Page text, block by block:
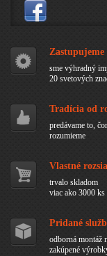
Zastupujeme
sme výhradný
20 svetových
Tradícia od
predávame to,
rozumieme
Vlastné
trvalo skladom
viac ako 3000 ks
Pridané
odborná montáž
zakúpené